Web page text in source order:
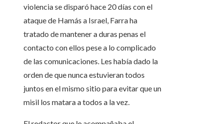
violencia se disparó hace 20 días con el
ataque de Hamás a Israel, Farra ha
tratado de mantener a duras penas el
contacto con ellos pese a lo complicado
de las comunicaciones. Les había dado la
orden de que nunca estuvieran todos
juntos en el mismo sitio para evitar que un
misil los matara a todos a la vez.